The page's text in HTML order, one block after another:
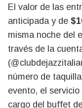
El valor de las
anticipada y de
misma noche del
través de la
número de taquilla
evento, el
cargo del buffet